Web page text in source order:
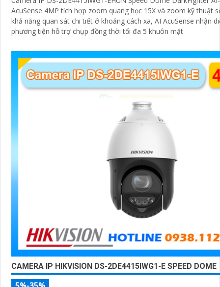
AcuSense 4MP tích hợp zoom quang học 15X và zoom kỹ thuật
khả năng quan sát chi tiết ở khoảng cách xa, AI AcuSense nhận
phương tiện hỗ trợ chụp đồng thời tối đa 5 khuôn mặt
CAMERA IP HIKVISION DS-2DE4415IWG1-E SPEED DOME